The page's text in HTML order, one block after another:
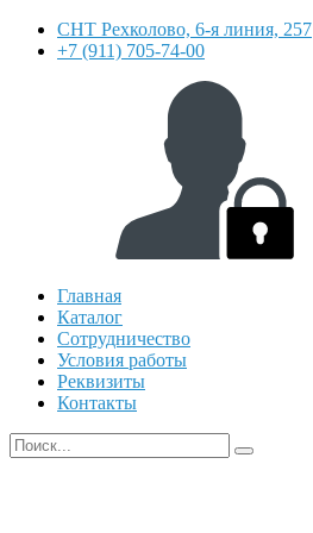
СНТ Рехколово, 6-я линия, 257
+7 (911) 705-74-00
Главная
Каталог
Сотрудничество
Условия работы
Реквизиты
Контакты